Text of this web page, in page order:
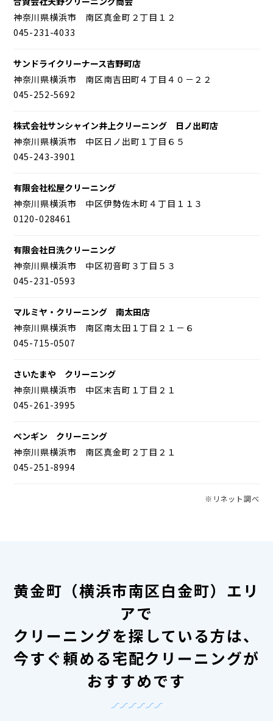
神奈川県横浜市 南区真金町２丁目１２
045-231-4033
サンドライクリーナース吉野町店
神奈川県横浜市 南区南吉田町４丁目４０－２２
045-252-5692
株式会社サンシャイン井上クリーニング 日ノ出町店
神奈川県横浜市 中区日ノ出町１丁目６５
045-243-3901
有限会社松屋クリーニング
神奈川県横浜市 中区伊勢佐木町４丁目１１３
0120-028461
有限会社日洗クリーニング
神奈川県横浜市 中区初音町３丁目５３
045-231-0593
マルミヤ・クリーニング 南太田店
神奈川県横浜市 南区南太田１丁目２１－６
045-715-0507
さいたまや クリーニング
神奈川県横浜市 中区末吉町１丁目２１
045-261-3995
ペンギン クリーニング
神奈川県横浜市 南区真金町２丁目２１
045-251-8994
※リネット調べ
黄金町（横浜市南区白金町）エリ
アで
クリーニングを探している方は、
今すぐ頼める宅配クリーニングが
おすすめです